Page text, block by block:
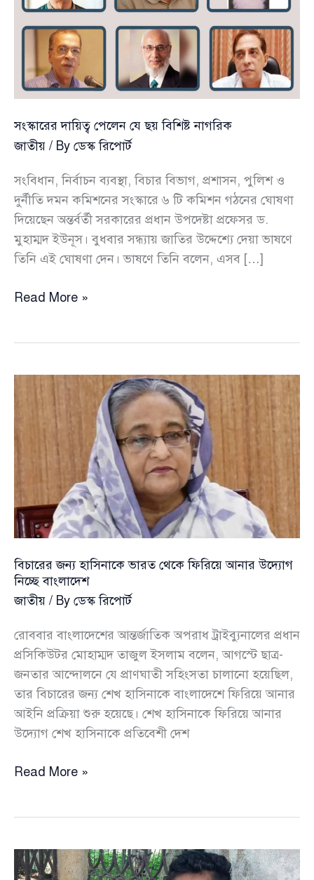
সংস্কারের দায়িত্ব পেলেন যে ছয় বিশিষ্ট নাগরিক
জাতীয় / By ডেস্ক রিপোর্ট
সংবিধান, নির্বাচন ব্যবস্থা, বিচার বিভাগ, প্রশাসন, পুলিশ ও
দুর্নীতি দমন কমিশনের সংস্কারে ৬ টি কমিশন গঠনের ঘোষণা
দিয়েছেন অন্তর্বর্তী সরকারের প্রধান উপদেষ্টা প্রফেসর ড.
মুহাম্মদ ইউনূস। বুধবার সন্ধ্যায় জাতির উদ্দেশ্যে দেয়া ভাষণে
তিনি এই ঘোষণা দেন। ভাষণে তিনি বলেন, এসব […]
সংস্কারের
ছয়
নাগরিক
Read More »
বিচারের জন্য হাসিনাকে ভারত থেকে ফিরিয়ে আনার উদ্যোগ
নিচ্ছে বাংলাদেশ
জাতীয় / By ডেস্ক রিপোর্ট
রোববার বাংলাদেশের আন্তর্জাতিক অপরাধ ট্রাইব্যুনালের প্রধান
প্রসিকিউটর মোহাম্মদ তাজুল ইসলাম বলেন, আগস্টে ছাত্র-
জনতার আন্দোলনে যে প্রাণঘাতী সহিংসতা চালানো হয়েছিল,
তার বিচারের জন্য শেখ হাসিনাকে বাংলাদেশে ফিরিয়ে আনার
আইনি প্রক্রিয়া শুরু হয়েছে। শেখ হাসিনাকে ফিরিয়ে আনার
উদ্যোগ শেখ হাসিনাকে প্রতিবেশী দেশ
বিচারের
থেকে
ফিরিয়ে
Read More »